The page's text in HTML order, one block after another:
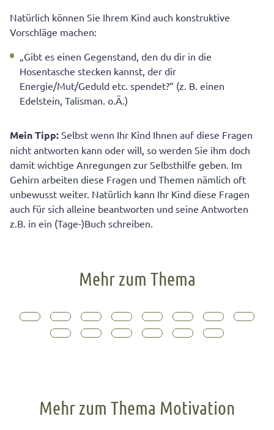
Natürlich können Sie Ihrem Kind auch konstruktive
Vorschläge machen:
„Gibt es einen Gegenstand, den du dir in die
Hosentasche stecken kannst, der dir
Energie/Mut/Geduld etc. spendet?“ (z. B. einen
Edelstein, Talisman. o.Ä.)
Mein Tipp: Selbst wenn Ihr Kind Ihnen auf diese Fragen
nicht antworten kann oder will, so werden Sie ihm doch
damit wichtige Anregungen zur Selbsthilfe geben. Im
Gehirn arbeiten diese Fragen und Themen nämlich oft
unbewusst weiter. Natürlich kann Ihr Kind diese Fragen
auch für sich alleine beantworten und seine Antworten
z.B. in ein (Tage-)Buch schreiben.
Mehr zum Thema
Mehr zum Thema Motivation